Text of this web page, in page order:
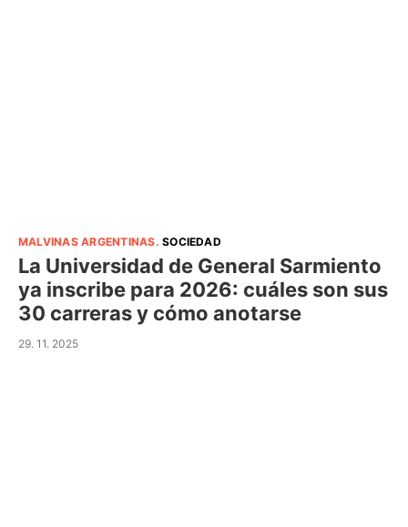
MALVINAS ARGENTINAS.SOCIEDAD
La Universidad de General Sarmiento
ya inscribe para 2026: cuáles son sus
30 carreras y cómo anotarse
29. 11. 2025